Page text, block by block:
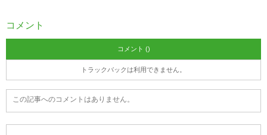
コメント
コメント ()
トラックバックは利用できません。
この記事へのコメントはありません。